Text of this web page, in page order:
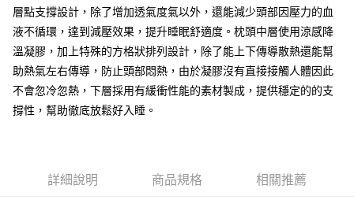
資料（包含姓名、電話或地址）提供予台灣大哥大進項蒐集、處理及利用，
由本公司與您本人進行分期帳單所需資料之確認、核對及更正。
3.完整用戶服務條款，請詳閱以下連結： https://oppay.tw/userRule
※ 交易是否成功請以「AFTEE先享後付 」之結帳頁面顯示為準，若有關於
客戶支援中心」https://netprotections.freshdesk.com/support/home
【注意事項】
１．透過由恩沛科技股份有限公司提供之「AFTEE先享後付」服務完成之交
易，需依本服務之必要範圍內提供個人資料，並將交易相關給付款項請求債
權轉讓予恩沛科技股份有限公司。
層點支撐設計，除了增加透氣度氣以外，還能減少頭部因壓力的血
液不循環，達到減壓效果，提升睡眠舒適度。枕頭中層使用涼感降
溫凝膠，加上特殊的方格狀排列設計，除了能上下傳導散熱還能幫
助熱氣左右傳導，防止頭部悶熱，由於凝膠沒有直接接觸人體因此
不會忽冷忽熱，下層採用有緩衝性能的素材製成，提供穩定的的支
撐性，幫助徹底放鬆好入睡。
詳細說明 商品規格 相關推薦